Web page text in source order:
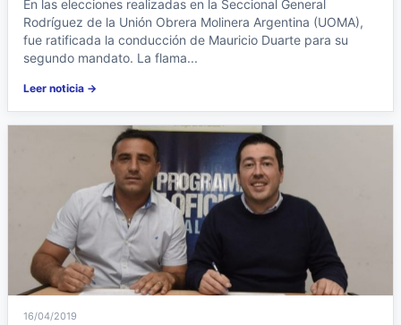
En las elecciones realizadas en la Seccional General
Rodríguez de la Unión Obrera Molinera Argentina (UOMA),
fue ratificada la conducción de Mauricio Duarte para su
segundo mandato. La flama...
Leer noticia →
16/04/2019